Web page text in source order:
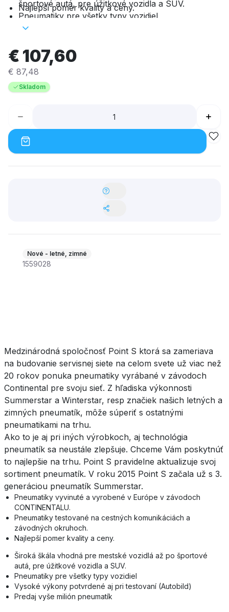
Najlepší pomer kvality a ceny.
športové autá, pre úžitkové vozidla a SUV.
Pneumatiky pre všetky typy vozidiel
Vysoké výkony potvrdené aj pri testovaní
Predaj vyše milión pneumatík
€ 107,60
€ 87,48
Skladom
Nové - letné, zimné
1559028
Medzinárodná spoločnosť Point S ktorá sa zameriava
na budovanie servisnej siete na celom svete už viac než
20 rokov ponuka pneumatiky vyrábané v závodoch
Continental pre svoju sieť. Z hľadiska výkonnosti
Summerstar a Winterstar, resp značiek našich letných a
zimných pneumatík, môže súperiť s ostatnými
pneumatikami na trhu.
Ako to je aj pri iných výrobkoch, aj technológia
pneumatík sa neustále zlepšuje. Chceme Vám poskytnúť
to najlepšie na trhu. Point S pravidelne aktualizuje svoj
sortiment pneumatík. V roku 2015 Point S začala už s 3.
generáciou pneumatík Summerstar.
Pneumatiky vyvinuté a vyrobené v Európe v závodoch
CONTINENTALU.
Pneumatiky testované na cestných komunikáciách a
závodných okruhoch.
Najlepší pomer kvality a ceny.
Široká škála vhodná pre mestské vozidlá až po športové
autá, pre úžitkové vozidla a SUV.
Pneumatiky pre všetky typy vozidiel
Vysoké výkony potvrdené aj pri testovaní (Autobild)
Predaj vyše milión pneumatík